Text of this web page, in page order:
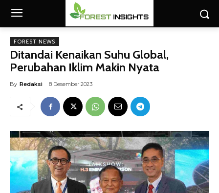
FOREST NEWS
Ditandai Kenaikan Suhu Global,
Perubahan Iklim Makin Nyata
By Redaksi 8 Desember 2023